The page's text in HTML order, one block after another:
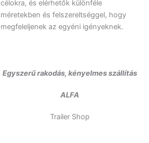
célokra, és elérhetők különféle
méretekben és felszereltséggel, hogy
megfeleljenek az egyéni igényeknek.
Egyszerű rakodás, kényelmes szállítás
ALFA
Trailer Shop